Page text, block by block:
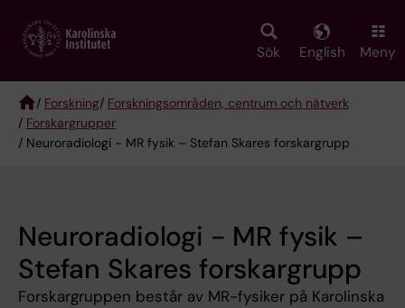
main
Sök English Meny
Breadcrumb
/ Forskning/ Forskningsområden, centrum och nätverk
/ Forskargrupper
/ Neuroradiologi - MR fysik – Stefan Skares forskargrupp
Neuroradiologi - MR fysik –
Stefan Skares forskargrupp
Forskargruppen består av MR-fysiker på Karolinska